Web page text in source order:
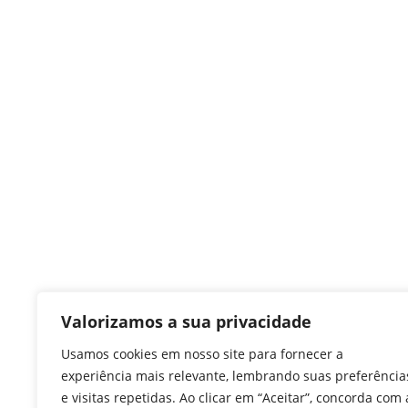
Valorizamos a sua privacidade
Usamos cookies em nosso site para fornecer a
experiência mais relevante, lembrando suas
e visitas repetidas. Ao clicar em “Aceitar”, concorda com